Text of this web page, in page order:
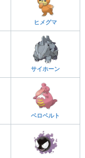
ヒメグマ
サイホーン
ベロベルト